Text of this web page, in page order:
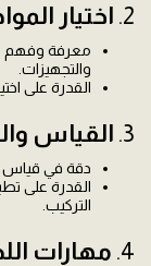
2. اختيار
معرفة وفهم
والتجهيزات.
القدرة على
3. القياس
دقة في قياس
القدرة على
التركيب.
4. مهارات